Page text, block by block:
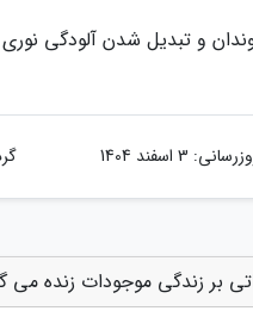
و تبدیل شدن آلودگی
3 اسفند 1404
بر زندگی موجودات زنده می